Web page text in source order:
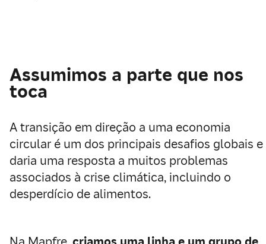
Assumimos a parte que nos
toca
A transição em direção a uma economia
circular é um dos principais desafios globais e
daria uma resposta a muitos problemas
associados à crise climática, incluindo o
desperdício de alimentos.